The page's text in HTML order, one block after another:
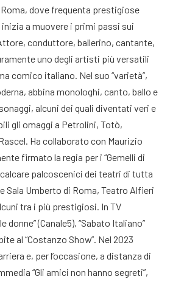
dove frequenta prestigiose
a muovere i primi passi sui
conduttore, ballerino, cantante,
uno degli artisti più versatili
comico italiano. Nel suo “varietà”,
abbina monologhi, canto, ballo e
alcuni dei quali diventati veri e
gli omaggi a Petrolini, Totò,
Ha collaborato con Maurizio
firmato la regia per i “Gemelli di
calcare palcoscenici dei teatri di tutta
Sala Umberto di Roma, Teatro Alfieri
tra i più prestigiosi. In TV
donne” (Canale5), “Sabato Italiano”
al “Costanzo Show”. Nel 2023
e, per l’occasione, a distanza di
“Gli amici non hanno segreti”,